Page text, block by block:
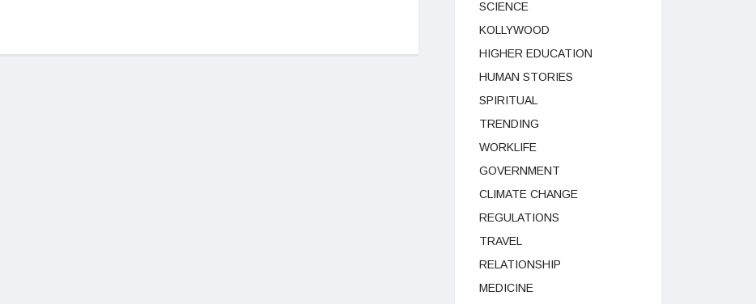
SCIENCE
KOLLYWOOD
HIGHER EDUCATION
HUMAN STORIES
SPIRITUAL
TRENDING
WORKLIFE
GOVERNMENT
CLIMATE CHANGE
REGULATIONS
TRAVEL
RELATIONSHIP
MEDICINE